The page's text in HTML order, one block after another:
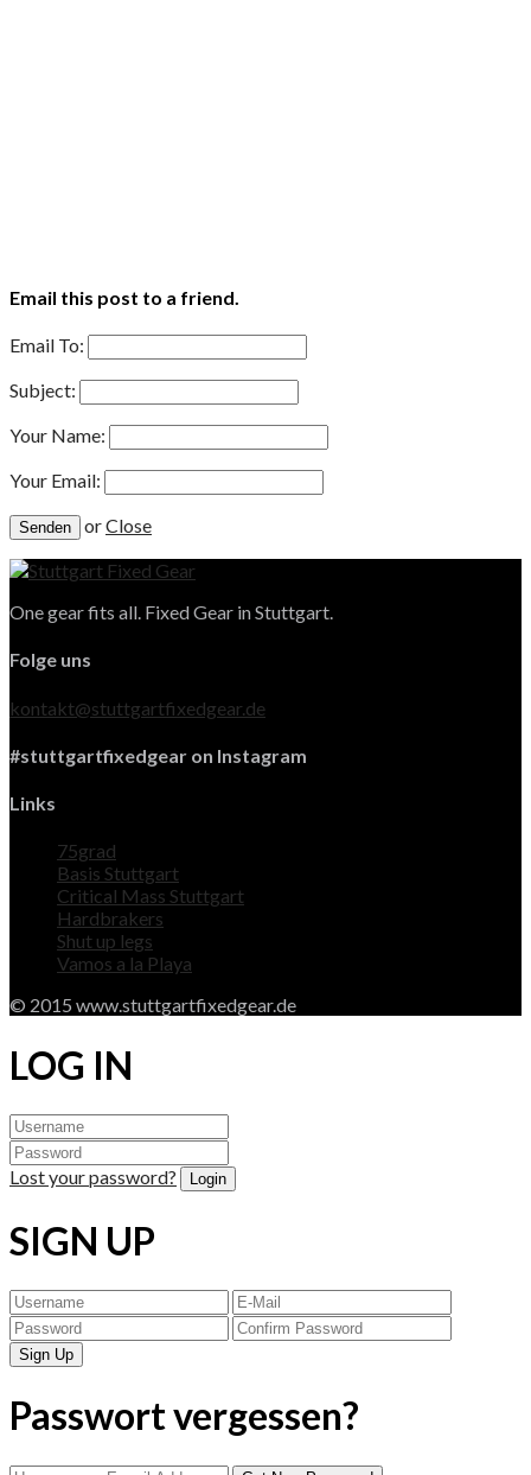
Email this post to a friend.
Email To:
Subject:
Your Name:
Your Email:
orClose
One gear fits all. Fixed Gear in Stuttgart.
Folge uns
kontakt@stuttgartfixedgear.de
#stuttgartfixedgear on Instagram
Links
75grad
Basis Stuttgart
Critical Mass Stuttgart
Hardbrakers
Shut up legs
Vamos a la Playa
© 2015 www.stuttgartfixedgear.de
LOG IN
Lost your password?
SIGN UP
Passwort vergessen?